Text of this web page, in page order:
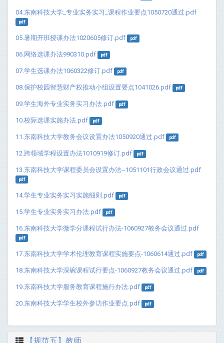
04.东南科技大学_专业实务实习_课程作业要点1050720通过.pdf
pdf
05.暑期开班授课办法1020605修订.pdf pdf
06.网络选课办法990310.pdf pdf
07.学生选课办法1060322修订.pdf pdf
08.保护校园智慧财产权推动小组设置要点1041026.pdf pdf
09.学生海外专业实务实习办法.pdf pdf
10.校际选课实施办法.pdf pdf
11.东南科技大学教务会议设置办法1050920通过.pdf pdf
12.跨领域学程设置办法1010919修订.pdf pdf
13.东南科技大学课程委员会设置办法--1051101行政会议通过.pdf
pdf
14.学生专业实务实习实施细则.pdf pdf
15.学生专业实务实习办法.pdf pdf
16.东南科技大学微学分课程试行办法-1060927教务会议通过.pdf
pdf
17.东南科技大学学术伦理教育课程实施要点-1060614通过.pdf pdf
18.东南科技大学深碗课程试行要点-1060927教务会议通过.pdf pdf
19.东南科技大学服务教育课程施行办法.pdf pdf
20.东南科技大学学生校外参访作业要点.pdf pdf
【规范五】教师